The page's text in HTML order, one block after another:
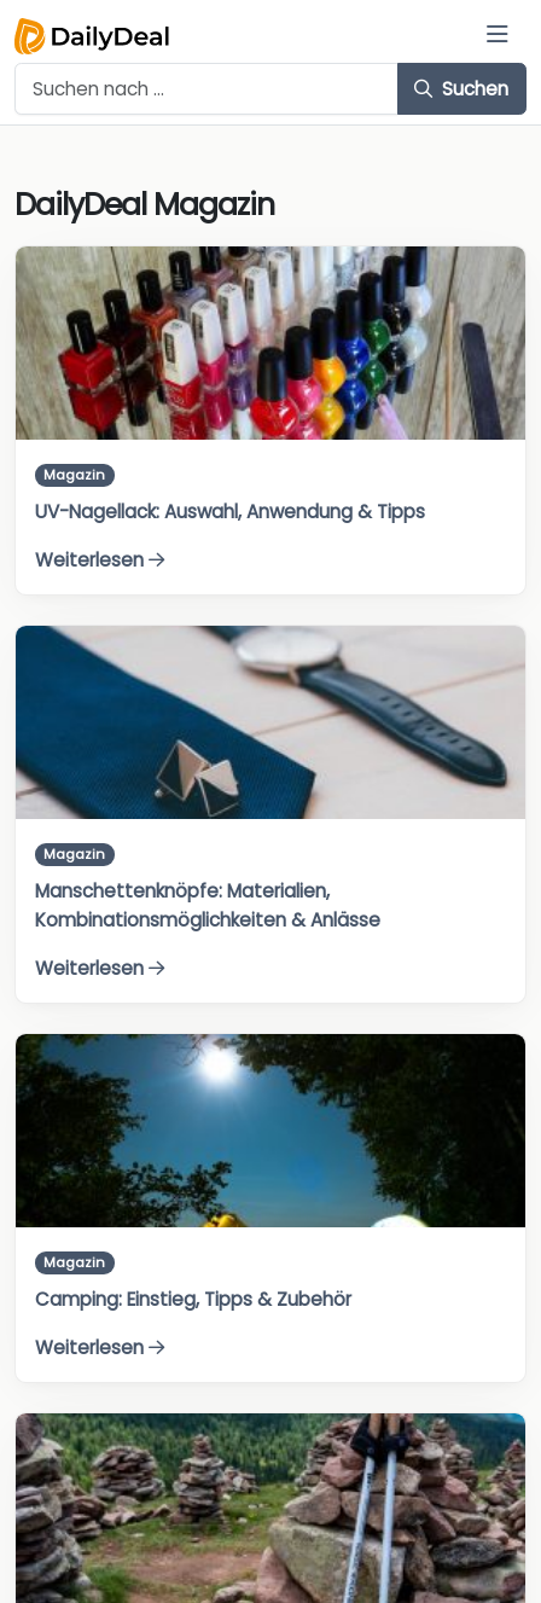
Suchen
DailyDeal Magazin
Magazin
UV-Nagellack: Auswahl, Anwendung & Tipps
Weiterlesen
Magazin
Manschettenknöpfe: Materialien,
Kombinationsmöglichkeiten & Anlässe
Weiterlesen
Magazin
Camping: Einstieg, Tipps & Zubehör
Weiterlesen